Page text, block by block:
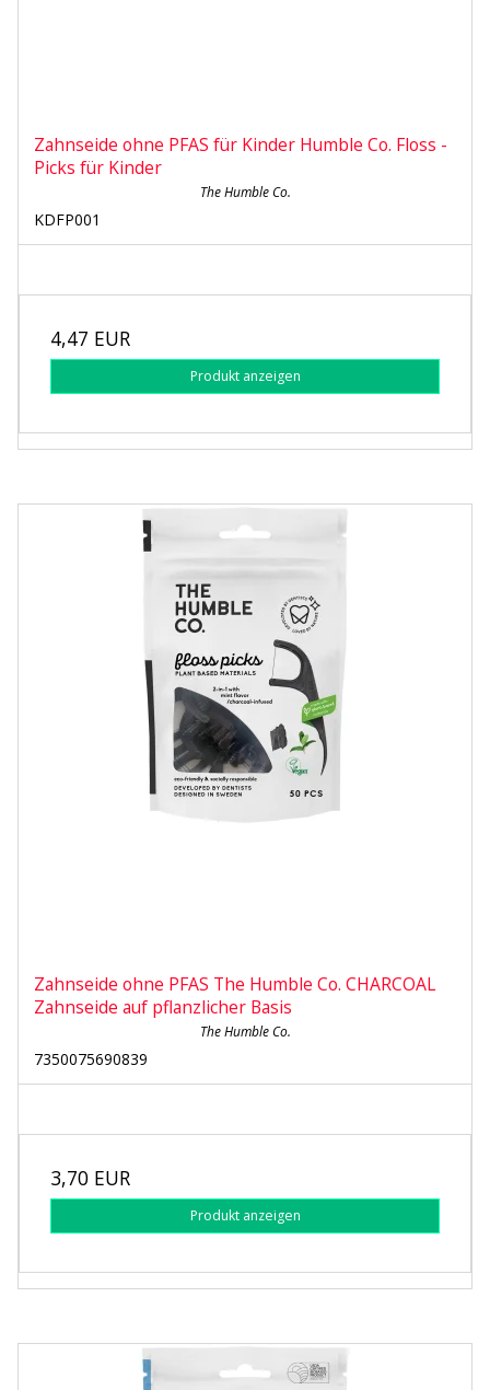
Zahnseide ohne PFAS für Kinder Humble Co. Floss -
Picks für Kinder
The Humble Co.
KDFP001
4,47 EUR
Produkt anzeigen
Zahnseide ohne PFAS The Humble Co. CHARCOAL
Zahnseide auf pflanzlicher Basis
The Humble Co.
7350075690839
3,70 EUR
Produkt anzeigen